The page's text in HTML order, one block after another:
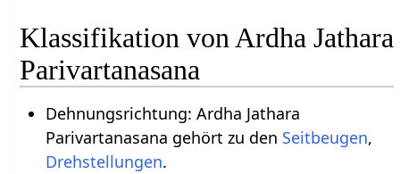
Klassifikation von Ardha Jathara
Parivartanasana
Dehnungsrichtung: Ardha Jathara
Parivartanasana gehört zu den Seitbeugen,
Drehstellungen.